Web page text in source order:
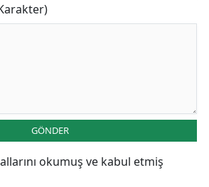
GÖNDER
okumuş ve kabul etmiş